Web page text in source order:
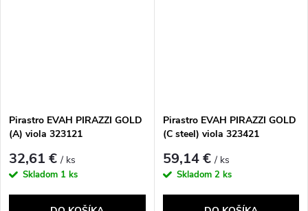
Pirastro EVAH PIRAZZI GOLD
(A) viola 323121
32,61 €/ ks
Skladom 1 ks
Pirastro EVAH PIRAZZI GOLD
(C steel) viola 323421
59,14 €/ ks
Skladom 2 ks